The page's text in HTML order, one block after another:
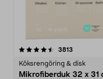
3813
Köksrengöring & disk
Mikrofiberduk 32 x 31
4.0av 5 stjärnor